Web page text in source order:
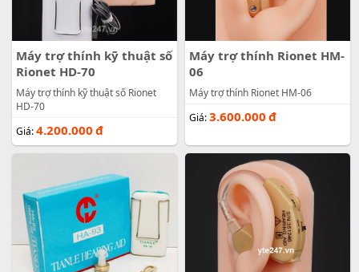
Máy trợ thính kỹ thuật số
Rionet HD-70
Máy trợ thính kỹ thuật số Rionet
HD-70
Giá:4.200.000 đ
Máy trợ thính Rionet HM-
06
Máy trợ thính Rionet HM-06
Giá:3.600.000 đ